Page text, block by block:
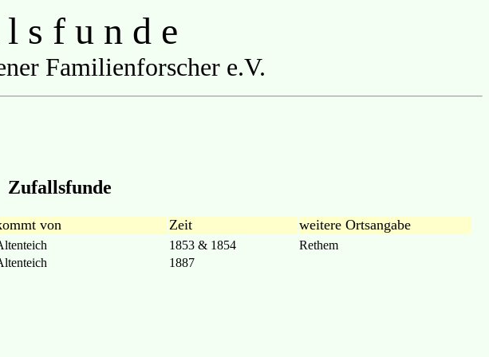
s f u n d e
Familienforscher e.V.
Zufallsfunde
von Zeit weitere Ortsangabe
1853 & 1854
Rethem
1887